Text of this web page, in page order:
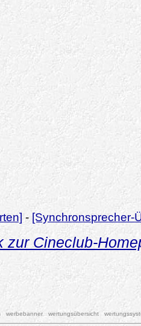
- [Synchronsprecher-
zur Cineclub-
werbebanner wertungsübersicht